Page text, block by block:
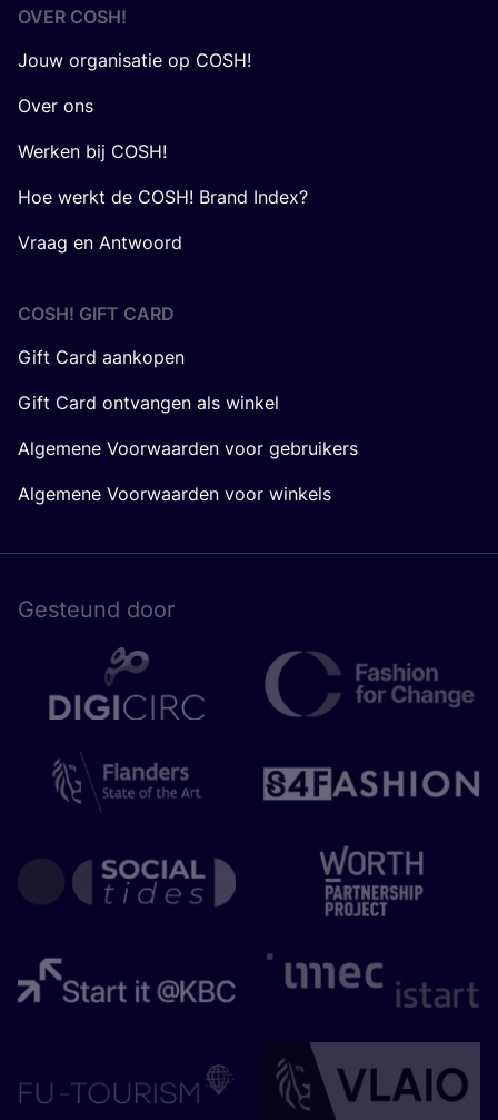
OVER COSH!
Jouw organisatie op COSH!
Over ons
Werken bij COSH!
Hoe werkt de COSH! Brand Index?
Vraag en Antwoord
COSH! GIFT CARD
Gift Card aankopen
Gift Card ontvangen als winkel
Algemene Voorwaarden voor gebruikers
Algemene Voorwaarden voor winkels
Gesteund door